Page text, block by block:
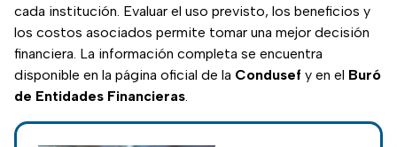
cada institución. Evaluar el uso previsto, los beneficios y
los costos asociados permite tomar una mejor decisión
financiera. La información completa se encuentra
disponible en la página oficial de la Condusef y en el Buró
de Entidades Financieras.